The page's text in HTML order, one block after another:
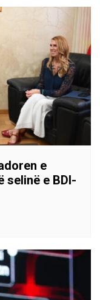
e
selinë e BDI-